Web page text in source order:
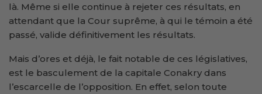
là. Même si elle continue à rejeter ces résultats, en
attendant que la Cour suprême, à qui le témoin a été
passé, valide définitivement les résultats.
Mais d’ores et déjà, le fait notable de ces législatives,
est le basculement de la capitale Conakry dans
l’escarcelle de l’opposition. En effet, selon toute